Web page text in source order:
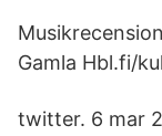
Gamla Hbl.fi/
twitter. 6 mar